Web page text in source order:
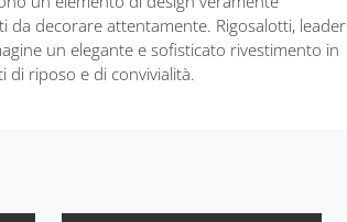
da decorare attentamente. Rigosalotti, leader
un elegante e sofisticato rivestimento in
di riposo e di convivialità.